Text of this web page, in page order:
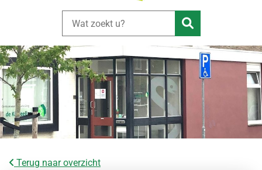
Zoeken
Terug naar overzicht